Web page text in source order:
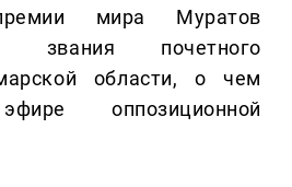
мира Муратов
звания почетного
области, о чем
оппозиционной